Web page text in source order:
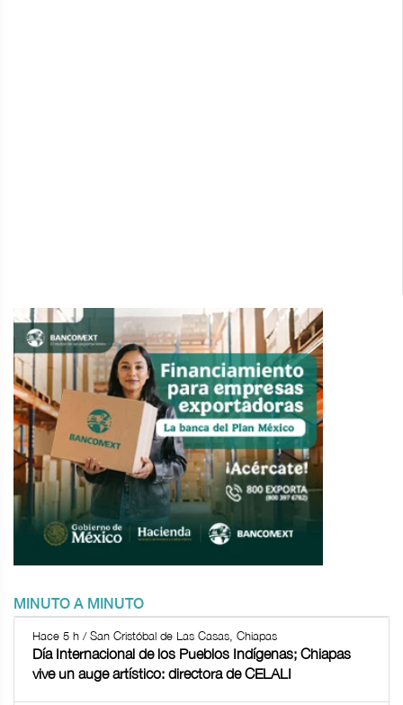
MINUTO A MINUTO
Hace 5 h / San Cristóbal de Las Casas, Chiapas
Día Internacional de los Pueblos Indígenas; Chiapas
vive un auge artístico: directora de CELALI